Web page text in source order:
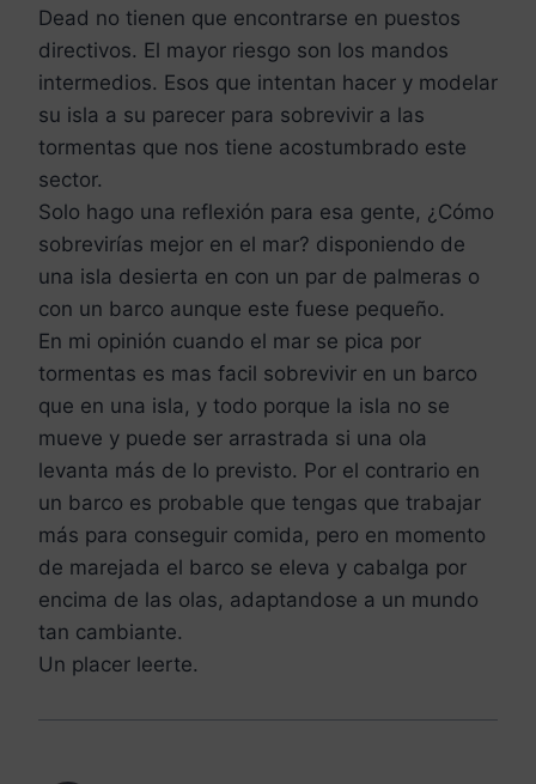
Dead no tienen que encontrarse en puestos
directivos. El mayor riesgo son los mandos
intermedios. Esos que intentan hacer y modelar
su isla a su parecer para sobrevivir a las
tormentas que nos tiene acostumbrado este
sector.
Solo hago una reflexión para esa gente, ¿Cómo
sobrevirías mejor en el mar? disponiendo de
una isla desierta en con un par de palmeras o
con un barco aunque este fuese pequeño.
En mi opinión cuando el mar se pica por
tormentas es mas facil sobrevivir en un barco
que en una isla, y todo porque la isla no se
mueve y puede ser arrastrada si una ola
levanta más de lo previsto. Por el contrario en
un barco es probable que tengas que trabajar
más para conseguir comida, pero en momento
de marejada el barco se eleva y cabalga por
encima de las olas, adaptandose a un mundo
tan cambiante.
Un placer leerte.